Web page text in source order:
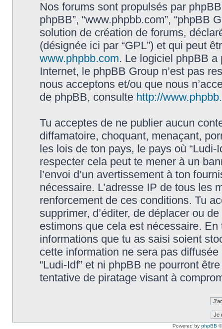
Nos forums sont propulsés par phpBB
phpBB”, “www.phpbb.com”, “phpBB
solution de création de forums,
(désignée ici par “GPL”) et qui peut
www.phpbb.com. Le logiciel phpBB
Internet, le phpBB Group n’est pas
nous acceptons et/ou que nous
de phpBB, consulte http://
Tu acceptes de ne publier aucun
diffamatoire, choquant, menaçant,
les lois de ton pays, le pays où
respecter cela peut te mener à un
l’envoi d’un avertissement à ton
nécessaire. L’adresse IP de tous les
renforcement de ces conditions. Tu
supprimer, d’éditer, de déplacer ou
estimons que cela est nécessaire.
informations que tu as saisi soient
cette information ne sera pas
“Ludi-Idf” et ni phpBB ne pourront
tentative de piratage visant à
Powered by phpBB